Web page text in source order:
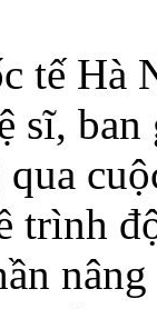
tế Hà
sĩ,
trình